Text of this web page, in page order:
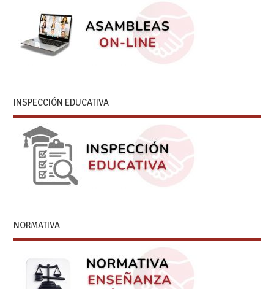
INSPECCIÓN EDUCATIVA
NORMATIVA